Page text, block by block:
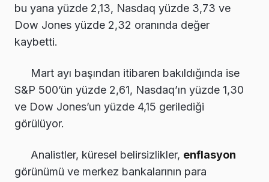
bu yana yüzde 2,13, Nasdaq yüzde 3,73 ve
Dow Jones yüzde 2,32 oranında değer
kaybetti.
Mart ayı başından itibaren bakıldığında ise
S&P 500’ün yüzde 2,61, Nasdaq’ın yüzde 1,30
ve Dow Jones’un yüzde 4,15 gerilediği
görülüyor.
Analistler, küresel belirsizlikler, enflasyon
görünümü ve merkez bankalarının para